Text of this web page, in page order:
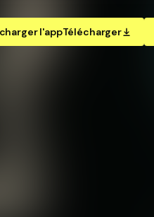
l'appTélécharger